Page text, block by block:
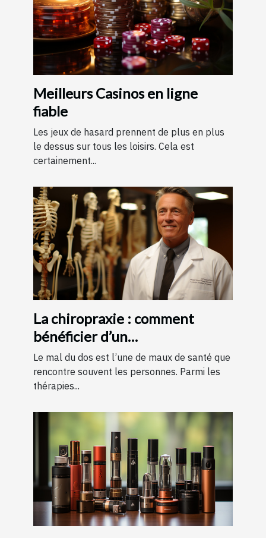
Meilleurs Casinos en ligne
fiable
Les jeux de hasard prennent de plus en plus
le dessus sur tous les loisirs. Cela est
certainement...
La chiropraxie : comment
bénéficier d’un
remboursement ?
Le mal du dos est l’une de maux de santé que
rencontre souvent les personnes. Parmi les
thérapies...